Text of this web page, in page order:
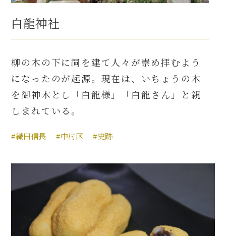
白龍神社
柳の木の下に祠を建て人々が崇め拝むよう
になったのが起源。現在は、いちょうの木
を御神木とし「白龍様」「白龍さん」と親
しまれている。
#織田信長 #中村区 #史跡